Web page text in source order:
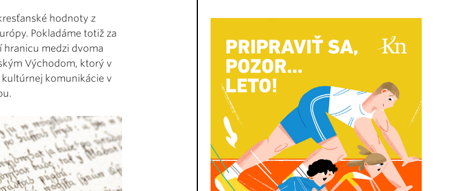
hodnoty z
Pokladáme totiž za
medzi dvoma
Východom, ktorý v
komunikácie v